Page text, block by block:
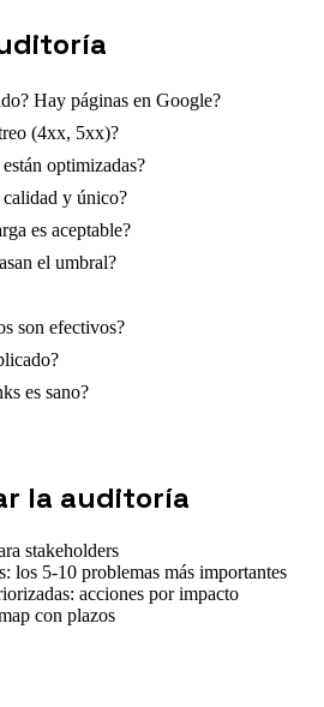
Hay páginas en Google?
(4xx, 5xx)?
están optimizadas?
calidad y único?
es aceptable?
el umbral?
son efectivos?
es sano?
la auditoría
stakeholders
los 5-10 problemas más importantes
acciones por impacto
con plazos